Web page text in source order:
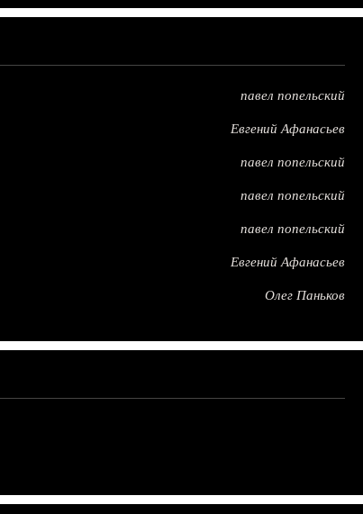
павел попельский
Евгений Афанасьев
павел попельский
павел попельский
павел попельский
Евгений Афанасьев
Олег Паньков